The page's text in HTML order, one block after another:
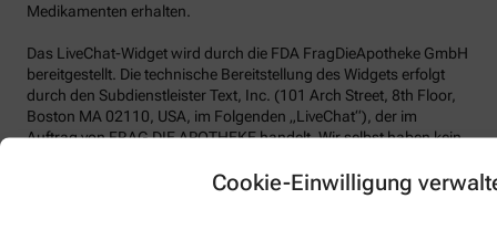
Cookie-Einwilligung
Medikamenten erhalten.
Das LiveChat-Widget wird durch die FDA FragDieApotheke GmbH
bereitgestellt. Die technische Bereitstellung des Widgets erfolgt
durch den Subdienstleister Text, Inc. (101 Arch Street, 8th Floor,
Boston MA 02110, USA, im Folgenden „LiveChat“), der im
Auftrag von FRAG DIE APOTHEKE handelt. Wir selbst haben kein
LiveChat verwendet funktionale Cookies.